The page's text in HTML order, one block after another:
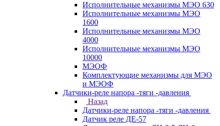
Исполнительные механизмы МЭО 630
Исполнительные механизмы МЭО
1600
Исполнительные механизмы МЭО
4000
Исполнительные механизмы МЭО
10000
МЭОФ
Комплектующие механизмы для МЭО
и МЭОФ
Датчики-реле напора -тяги -давления
Назад
Датчики-реле напора -тяги -давления
Датчик реле ДЕ-57